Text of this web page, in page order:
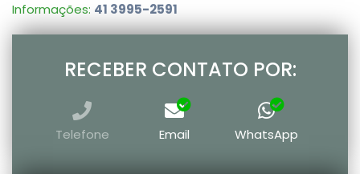
Informações: 41 3995-2591
RECEBER CONTATO POR:
Telefone Email WhatsApp